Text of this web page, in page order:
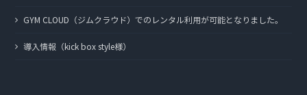
GYM CLOUD（ジムクラウド）でのレンタル利用が可能となりました。
導入情報（kick box style様）